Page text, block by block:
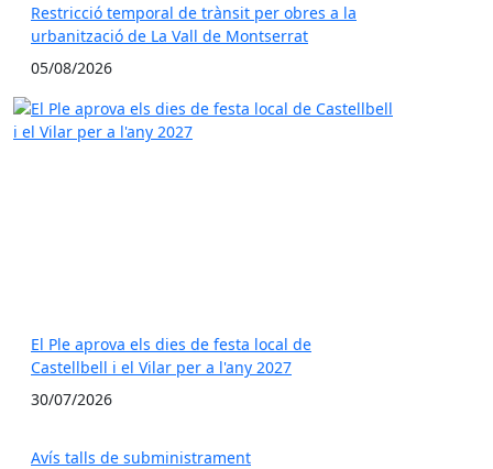
Restricció temporal de trànsit per obres a la
urbanització de La Vall de Montserrat
05/08/2026
El Ple aprova els dies de festa local de
Castellbell i el Vilar per a l'any 2027
30/07/2026
Avís talls de subministrament